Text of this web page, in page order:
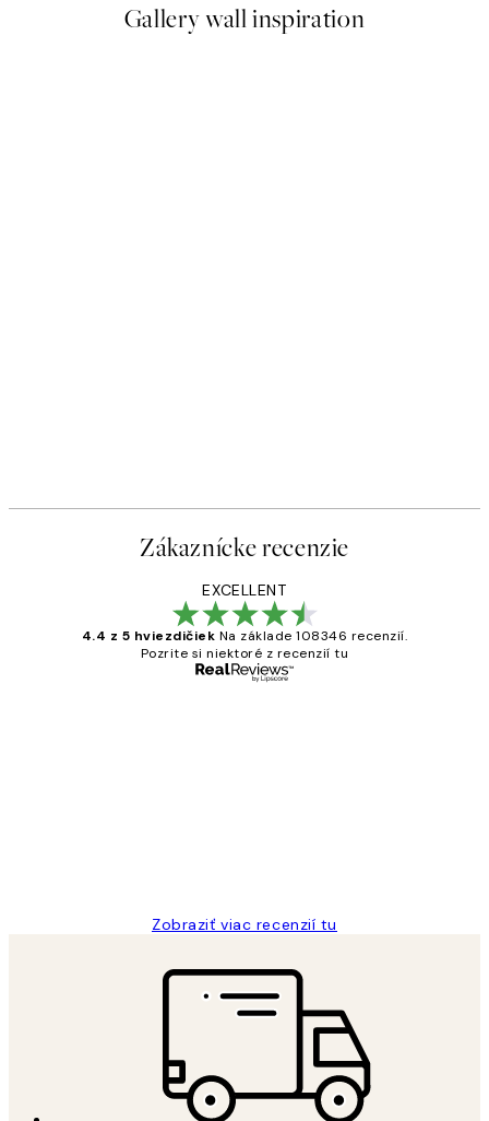
Gallery wall inspiration
Zákaznícke recenzie
EXCELLENT
4.4 z 5 hviezdičiek Na základe 108346 recenzií.
Pozrite si niektoré z recenzií tu
Zobraziť viac recenzií tu